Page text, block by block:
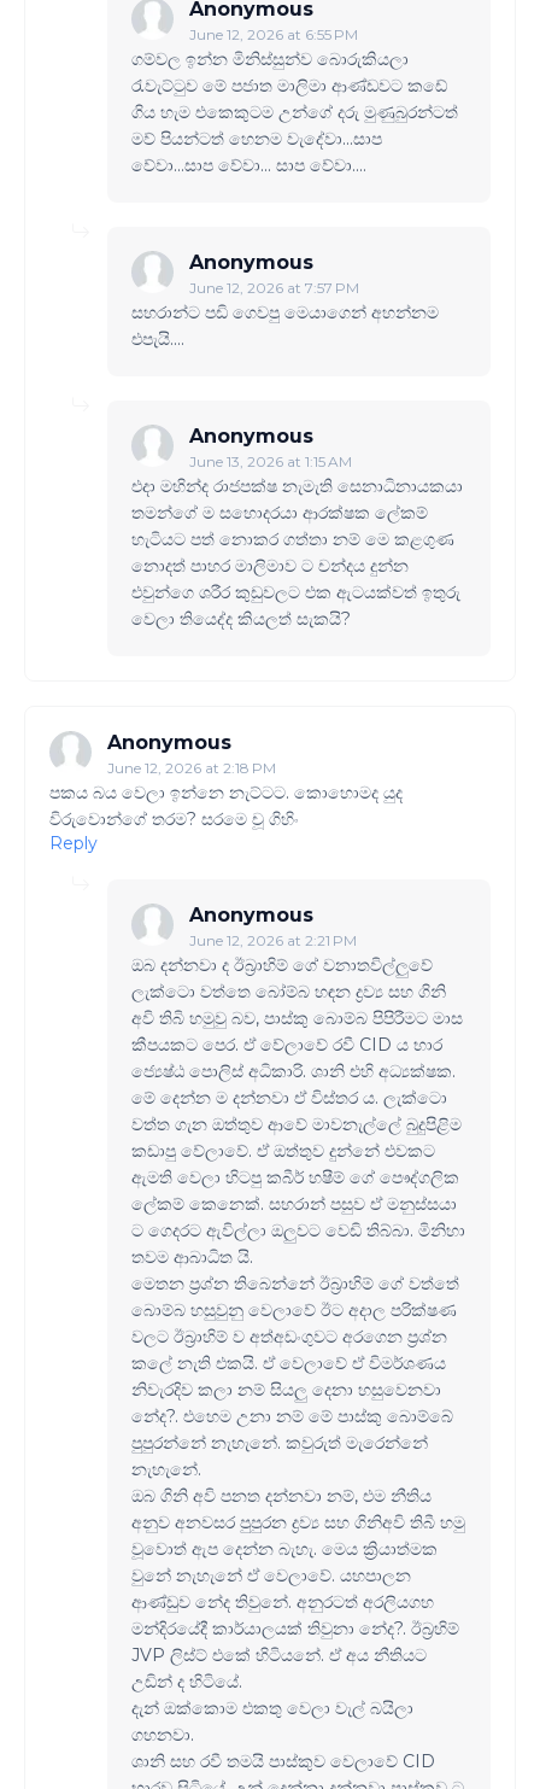
Anonymous
June 12, 2026 at 6:55 PM
ගම්වල ඉන්න මිනිස්සුන්ව බොරුකියලා
රැවැට්ටුව මේ පජාත මාලිමා ආණ්ඩවට කඩේ
ගිය හැම එකෙකුටම උන්ගේ දරු මුණුබුරන්ටත්
මව් පියන්ටත් හෙනම වැදේවා...සාප
වේවා...සාප‌ වේවා... සාප වේවා....
Anonymous
June 12, 2026 at 7:57 PM
සහරාන්ට පඩි ගෙවපු මෙයාගෙන් අහන්නම
එපැයි....
Anonymous
June 13, 2026 at 1:15 AM
එදා මහින්ද රාජපක්ෂ නැමැති සෙනාධිනායකයා
තමන්ගේ ම සහොදරයා ආරක්ෂක ලේකම්
හැටියට පත් නොකර ගත්තා නම් මෙ කළගුණ
නොදත් පාහර මාලිමාව ට චන්දය දුන්න
එවුන්ගෙ ශරීර කුඩුවලට එක ඇටයක්වත් ඉතුරු
වෙලා තියෙද්ද කියලත් සැකයි?
Anonymous
June 12, 2026 at 2:18 PM
පකය බය වෙලා ඉන්නෙ නැට්ටට. කොහොමද යුද
විරුවොන්ගේ තරම? සරමෙ චූ ගිහිං
Reply
Anonymous
June 12, 2026 at 2:21 PM
ඔබ දන්නවා ද ඊබ්‍රාහිම් ගේ වනාතවිල්ලුවේ
ලැක්ටො වත්තෙ බෝම්බ හඳන ද්‍රව්‍ය සහ ගිනි
අවි තිබි හමුවු බව, පාස්කු බොම්බ පිපිරීමට මාස
කීපයකට පෙර. ඒ වේලාවේ රවී CID ය භාර
ජ්‍යෙෂ්ඨ පොලිස් අධිකාරි. ශානි එහි අධ්‍යක්ෂක.
මේ දෙන්න ම දන්නවා ඒ විස්තර ය. ලැක්ටො
වත්ත ගැන ඔත්තුව ආවේ මාවනැල්ලේ බුදුපිළිම
කඩාපු වේලාවේ. ඒ ඔත්තුව දුන්නේ එවකට
ඇමති වෙලා හිටපු කබීර් හෂීම් ගේ පෞද්ගලික
ලේකම් කෙනෙක්. සහරාන් පසුව ඒ මනුස්සයා
ට ගෙදරට ඇවිල්ලා ඔලුවට වෙඩි තිබ්බා. මිනිහා
තවම ආබාධිත යි.
මෙතන ප්‍රශ්න තිබෙන්නේ ඊබ්‍රාහිම් ගේ වත්තේ
බොම්බ හසුවුනු වෙලාවේ ඊට අදාල පරික්ෂණ
වලට ඊබ්‍රාහිම් ව අත්අඩංගුවට අරගෙන ප්‍රශ්න
කලේ නැති එකයි. ඒ වෙලාවේ ඒ විමර්ශණය
නිවැරදිව කලා නම් සියලු දෙනා හසුවෙනවා
නේද?. එහෙම උනා නම් මේ පාස්කු බොම්බේ
පුපුරන්නේ නැහැනේ. කවුරුත් මැරෙන්නේ
නැහැනේ.
ඔබ ගිනි අවි පනත දන්නවා නම්, එම නීතිය
අනුව අනවසර පුපුරන ද්‍රව්‍ය සහ ගිනිඅවි තිබී හමු
වූවොත් ඇප දෙන්න බැහැ. මෙය ක්‍රියාත්මක
වුනේ නැහැනේ ඒ වෙලාවේ. යහපාලන
ආණ්ඩුව නේද තිවුනේ. අනුරටත් අරලියගහ
මන්දිරයේදී කාර්යාලයක් තිවුනා නේද?. ඊබ්‍රහිම්
JVP ලිස්ට් එකේ හිටියනේ. ඒ අය නීතියට
උඩින් ද හිටියේ.
දැන් ඔක්කොම එකතු වෙලා වැල් බයිලා
ගහනවා.
ශානි සහ රවී තමයි පාස්කුව වෙලාවේ CID